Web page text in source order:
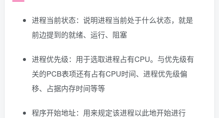
进程当前状态：说明进程当前处于什么状态，就是
前边提到的就绪、运行、阻塞
进程优先级：用于选取进程占有CPU。与优先级有
关的PCB表项还有占有CPU时间、进程优先级偏
移、占据内存时间等等
程序开始地址：用来规定该进程以此地开始进行